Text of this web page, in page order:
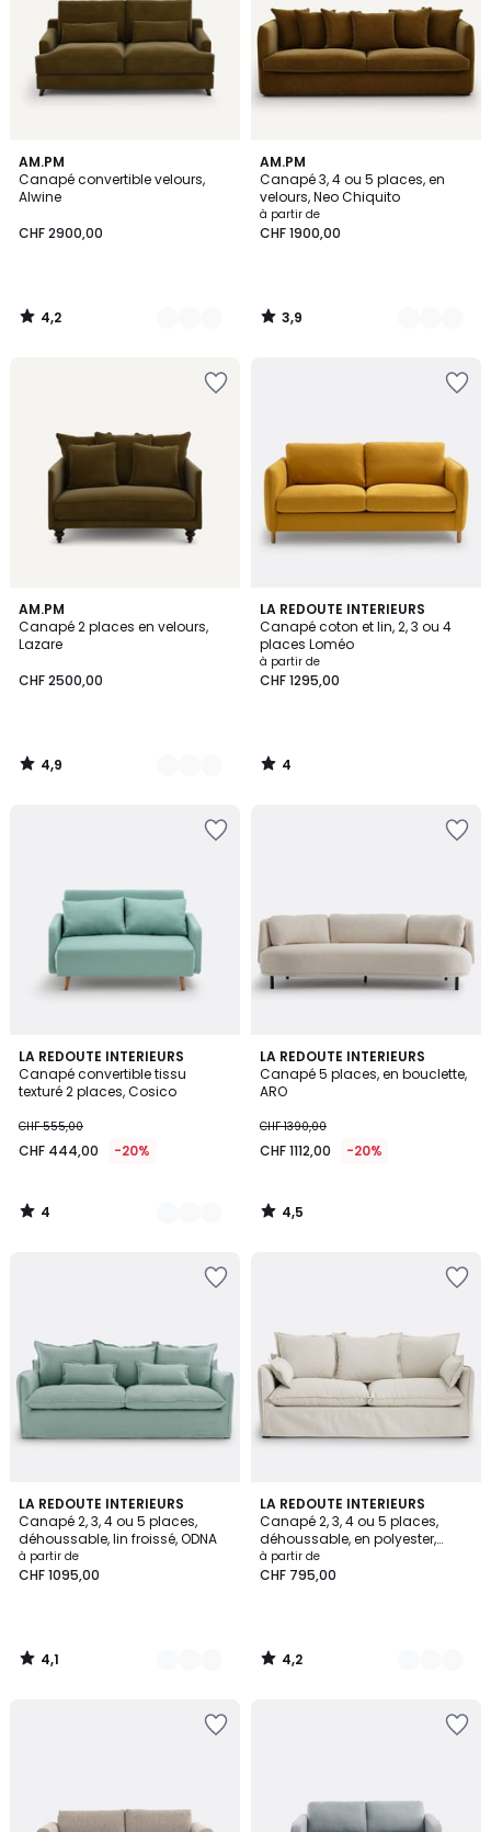
AM.PM
Canapé convertible velours,
Alwine
CHF 2900,00
4,2
/ 5
15
Couleurs
4,2
/
AM.PM
Canapé 3, 4 ou 5 places, en
velours, Neo Chiquito
à partir de
CHF 1900,00
3,9
/ 5
5
Couleurs
3,9
/
AM.PM
Canapé 2 places en velours,
Lazare
CHF 2500,00
4,9
/ 5
16
Couleurs
4,9
/
LA REDOUTE INTERIEURS
Canapé coton et lin, 2, 3 ou 4
places Loméo
à partir de
CHF 1295,00
4
/
5
4
/
LA REDOUTE INTERIEURS
Canapé convertible tissu
texturé 2 places, Cosico
CHF 555,00
CHF 444,00 -20%
4
/
5
2
Couleurs
4
/
LA REDOUTE INTERIEURS
Canapé 5 places, en bouclette,
ARO
CHF 1390,00
CHF 1112,00 -20%
4,5
/ 5
4,5
/
LA REDOUTE INTERIEURS
Canapé 2, 3, 4 ou 5 places,
déhoussable, lin froissé, ODNA
à partir de
CHF 1095,00
4,1
/ 5
8
Couleurs
4,1
/
LA REDOUTE INTERIEURS
Canapé 2, 3, 4 ou 5 places,
déhoussable, en polyester,
ODNA
à partir de
CHF 795,00
4,2
/ 5
4
Couleurs
4,2
/